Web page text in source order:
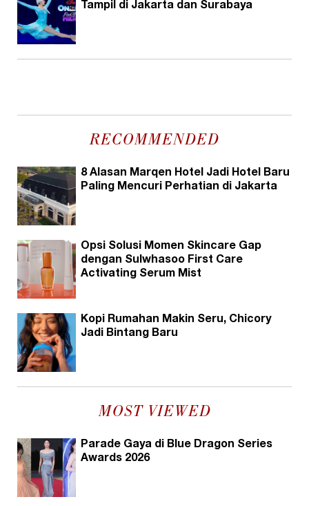
Tampil di Jakarta dan Surabaya
RECOMMENDED
8 Alasan Marqen Hotel Jadi Hotel Baru
Paling Mencuri Perhatian di Jakarta
Opsi Solusi Momen Skincare Gap
dengan Sulwhasoo First Care
Activating Serum Mist
Kopi Rumahan Makin Seru, Chicory
Jadi Bintang Baru
MOST VIEWED
Parade Gaya di Blue Dragon Series
Awards 2026